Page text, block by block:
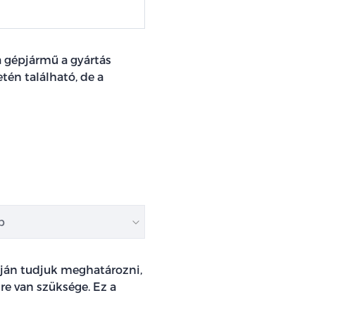
gépjármű a gyártás
található, de a
tudjuk meghatározni,
van szüksége. Ez a